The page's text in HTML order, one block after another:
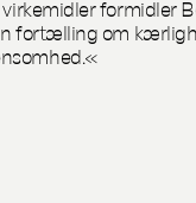
formidler
fortælling om